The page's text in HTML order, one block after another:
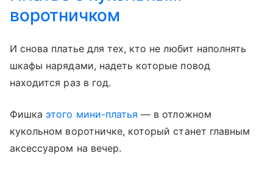
воротничком
И снова платье для тех, кто не любит наполнять
шкафы нарядами, надеть которые повод
находится раз в год.
Фишка этого мини-платья — в отложном
кукольном воротничке, который станет главным
аксессуаром на вечер.